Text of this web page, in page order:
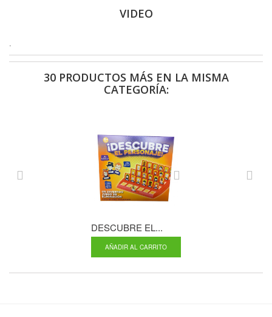
VIDEO
.
30 PRODUCTOS MÁS EN LA MISMA
CATEGORÍA:
DESCUBRE EL...
AÑADIR AL CARRITO